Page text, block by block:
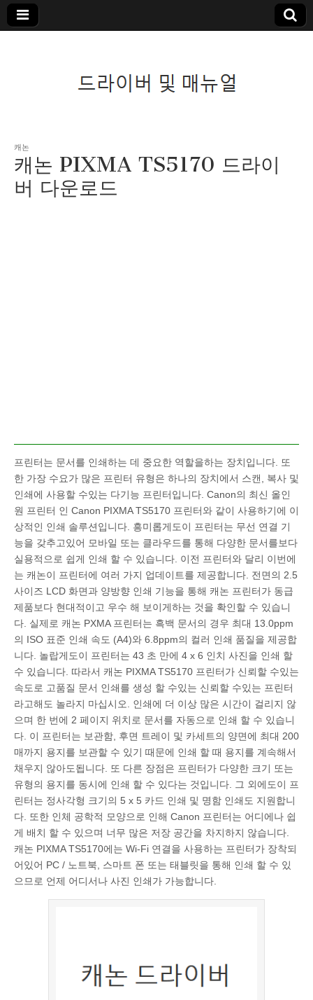
드라이버 및 매뉴
캐논
캐논 PIXMA TS5170 드라이
버 다운로드
프린터는 문서를 인쇄하는 데 중요한 역할을하는 장치입니다. 또
한 가장 수요가 많은 프린터 유형은 하나의 장치에서 스캔, 복사 및
인쇄에 사용할 수있는 다기능 프린터입니다. Canon의 최신 올인
원 프린터 인 Canon PIXMA TS5170 프린터와 같이 사용하기에 이
상적인 인쇄 솔루션입니다. 흥미롭게도이 프린터는 무선 연결 기
능을 갖추고있어 모바일 또는 클라우드를 통해 다양한 문서를보다
실용적으로 쉽게 인쇄 할 수 있습니다. 이전 프린터와 달리 이번에
는 캐논이 프린터에 여러 가지 업데이트를 제공합니다. 전면의 2.5
사이즈 LCD 화면과 양방향 인쇄 기능을 통해 캐논 프린터가 동급
제품보다 현대적이고 우수 해 보이게하는 것을 확인할 수 있습니
다. 실제로 캐논 PXMA 프린터는 흑백 문서의 경우 최대 13.0ppm
의 ISO 표준 인쇄 속도 (A4)와 6.8ppm의 컬러 인쇄 품질을 제공합
니다. 놀랍게도이 프린터는 43 초 만에 4 x 6 인치 사진을 인쇄 할
수 있습니다. 따라서 캐논 PIXMA TS5170 프린터가 신뢰할 수있는
속도로 고품질 문서 인쇄를 생성 할 수있는 신뢰할 수있는 프린터
라고해도 놀라지 마십시오. 인쇄에 더 이상 많은 시간이 걸리지 않
으며 한 번에 2 페이지 위치로 문서를 자동으로 인쇄 할 수 있습니
다. 이 프린터는 보관함, 후면 트레이 및 카세트의 양면에 최대 200
매까지 용지를 보관할 수 있기 때문에 인쇄 할 때 용지를 계속해서
채우지 않아도됩니다. 또 다른 장점은 프린터가 다양한 크기 또는
유형의 용지를 동시에 인쇄 할 수 있다는 것입니다. 그 외에도이 프
린터는 정사각형 크기의 5 x 5 카드 인쇄 및 명함 인쇄도 지원합니
다. 또한 인체 공학적 모양으로 인해 Canon 프린터는 어디에나 쉽
게 배치 할 수 있으며 너무 많은 저장 공간을 차지하지 않습니다.
캐논 PIXMA TS5170에는 Wi-Fi 연결을 사용하는 프린터가 장착되
어있어 PC / 노트북, 스마트 폰 또는 태블릿을 통해 인쇄 할 수 있
으므로 언제 어디서나 사진 인쇄가 가능합니다.